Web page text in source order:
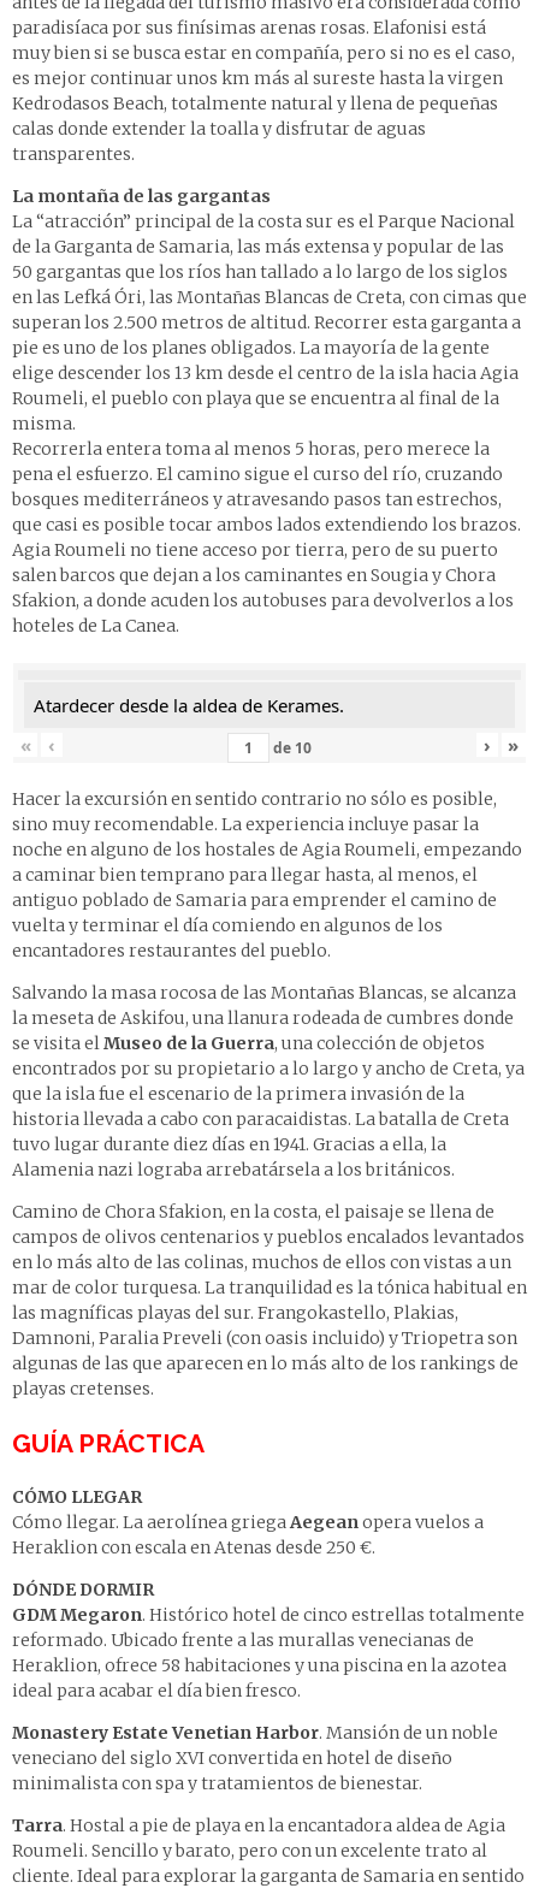
paradisíaca por sus finísimas arenas rosas. Elafonisi está
muy bien si se busca estar en compañía, pero si no es el caso,
es mejor continuar unos km más al sureste hasta la virgen
Kedrodasos Beach, totalmente natural y llena de pequeñas
calas donde extender la toalla y disfrutar de aguas
transparentes.
La montaña de las gargantas
La “atracción” principal de la costa sur es el Parque Nacional
de la Garganta de Samaria, las más extensa y popular de las
50 gargantas que los ríos han tallado a lo largo de los siglos
en las Lefká Óri, las Montañas Blancas de Creta, con cimas que
superan los 2.500 metros de altitud. Recorrer esta garganta a
pie es uno de los planes obligados. La mayoría de la gente
elige descender los 13 km desde el centro de la isla hacia Agia
Roumeli, el pueblo con playa que se encuentra al final de la
misma.
Recorrerla entera toma al menos 5 horas, pero merece la
pena el esfuerzo. El camino sigue el curso del río, cruzando
bosques mediterráneos y atravesando pasos tan estrechos,
que casi es posible tocar ambos lados extendiendo los brazos.
Agia Roumeli no tiene acceso por tierra, pero de su puerto
salen barcos que dejan a los caminantes en Sougia y Chora
Sfakion, a donde acuden los autobuses para devolverlos a los
hoteles de La Canea.
Atardecer desde la aldea de Kerames.
«
‹ de 10 › »
Hacer la excursión en sentido contrario no sólo es posible,
sino muy recomendable. La experiencia incluye pasar la
noche en alguno de los hostales de Agia Roumeli, empezando
a caminar bien temprano para llegar hasta, al menos, el
antiguo poblado de Samaria para emprender el camino de
vuelta y terminar el día comiendo en algunos de los
encantadores restaurantes del pueblo.
Salvando la masa rocosa de las Montañas Blancas, se alcanza
la meseta de Askifou, una llanura rodeada de cumbres donde
se visita el Museo de la Guerra, una colección de objetos
encontrados por su propietario a lo largo y ancho de Creta, ya
que la isla fue el escenario de la primera invasión de la
historia llevada a cabo con paracaidistas. La batalla de Creta
tuvo lugar durante diez días en 1941. Gracias a ella, la
Alamenia nazi lograba arrebatársela a los británicos.
Camino de Chora Sfakion, en la costa, el paisaje se llena de
campos de olivos centenarios y pueblos encalados levantados
en lo más alto de las colinas, muchos de ellos con vistas a un
mar de color turquesa. La tranquilidad es la tónica habitual en
las magníficas playas del sur. Frangokastello, Plakias,
Damnoni, Paralia Preveli (con oasis incluido) y Triopetra son
algunas de las que aparecen en lo más alto de los rankings de
playas cretenses.
GUÍA PRÁCTICA
CÓMO LLEGAR
Cómo llegar. La aerolínea griega Aegean opera vuelos a
Heraklion con escala en Atenas desde 250 €.
DÓNDE DORMIR
GDM Megaron. Histórico hotel de cinco estrellas totalmente
reformado. Ubicado frente a las murallas venecianas de
Heraklion, ofrece 58 habitaciones y una piscina en la azotea
ideal para acabar el día bien fresco.
Monastery Estate Venetian Harbor. Mansión de un noble
veneciano del siglo XVI convertida en hotel de diseño
minimalista con spa y tratamientos de bienestar.
Tarra. Hostal a pie de playa en la encantadora aldea de Agia
Roumeli. Sencillo y barato, pero con un excelente trato al
cliente. Ideal para explorar la garganta de Samaria en sentido